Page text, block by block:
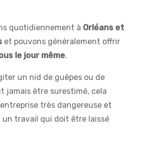
quotidiennement à Orléans et
et pouvons généralement offrir
le jour même.
un nid de guêpes ou de
jamais être surestimé, cela
très dangereuse et
un travail qui doit être laissé